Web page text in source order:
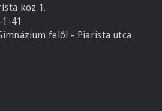
köz 1.
41
felől - Piarista utca